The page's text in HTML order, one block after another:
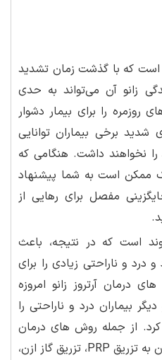
است که با گذشت زمان تشدید
زانو آن می‌تواند به حدی
را برای بیمار دشوار
شدید برخی بیماران توانایی
نخواهند داشت. هنگامی که
ممکن است به شما پیشنهاد
مفصل برای رهایی از
است که در نتیجه، باعث
و ناراحتی زیادی را برای
درمان آرتروز زانو امروزه
بیماران درد و ناراحتی را
کرد. از جمله روش های درمان
قطعی علائم آرتروز زانو می توان به تزریق PRP، تزریق گاز ازن،